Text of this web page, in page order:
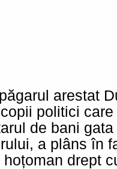
arestat
politici
de bani
a plâns în
drept